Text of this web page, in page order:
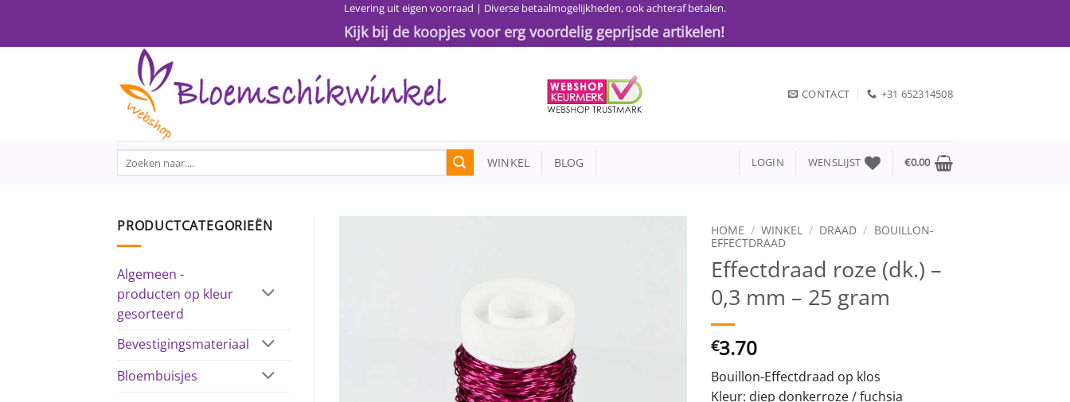
inhoud
Levering uit eigen voorraad | Diverse betaalmogelijkheden, ook achteraf betalen.
Kijk bij de koopjes voor erg voordelig geprijsde artikelen!
CONTACT +31 652314508
Zoeken
naar:
WINKEL BLOG LOGIN WENSLIJST €0.00
PRODUCTCATEGORIEËN
Algemeen -
producten op kleur
gesorteerd
Bevestigingsmateriaal
Bloembuisjes
HOME / WINKEL / DRAAD / BOUILLON-
EFFECTDRAAD
Effectdraad roze (dk.) –
0,3 mm – 25 gram
€3.70
Bouillon-Effectdraad op klos
Kleur: diep donkerroze / fuchsia